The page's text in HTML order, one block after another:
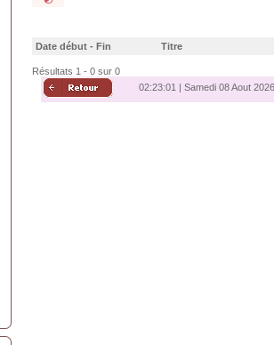
Date début - Fin Titre
Résultats 1 - 0 sur 0
02:23:02 | Samedi 08 Aout 2026